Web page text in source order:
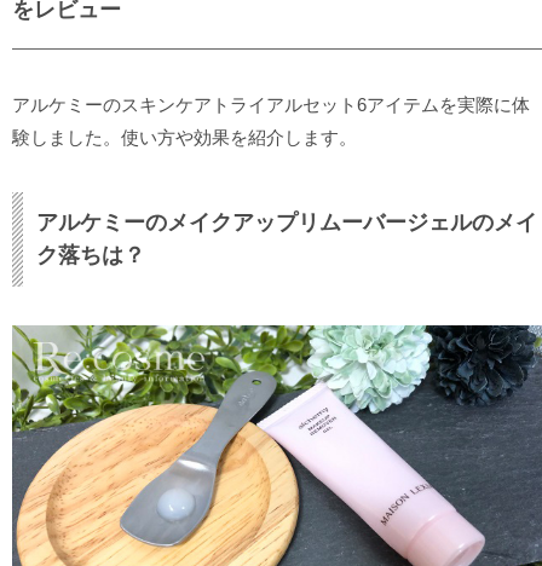
をレビュー
アルケミーのスキンケアトライアルセット6アイテムを実際に体
験しました。使い方や効果を紹介します。
アルケミーのメイクアップリムーバージェルのメイ
ク落ちは？